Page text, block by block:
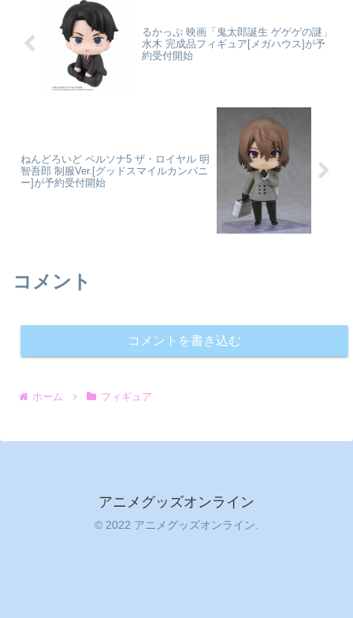
は、特典が付かない場合もござ...
るかっぷ 映画「鬼太郎誕生 ゲゲゲの謎」
水木 完成品フィギュア[メガハウス]が予
約受付開始
ねんどろいど ペルソナ5 ザ・ロイヤル 明
智吾郎 制服Ver.[グッドスマイルカンパニ
ー]が予約受付開始
コメント
コメントを書き込む
ホーム フィギュア
アニメグッズオンライン
© 2022 アニメグッズオンライン.